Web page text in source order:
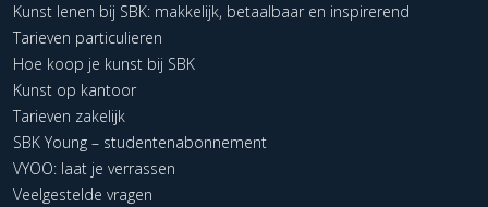
Kunst lenen bij SBK: makkelijk, betaalbaar en inspirerend
Tarieven particulieren
Hoe koop je kunst bij SBK
Kunst op kantoor
Tarieven zakelijk
SBK Young – studentenabonnement
VYOO: laat je verrassen
Veelgestelde vragen